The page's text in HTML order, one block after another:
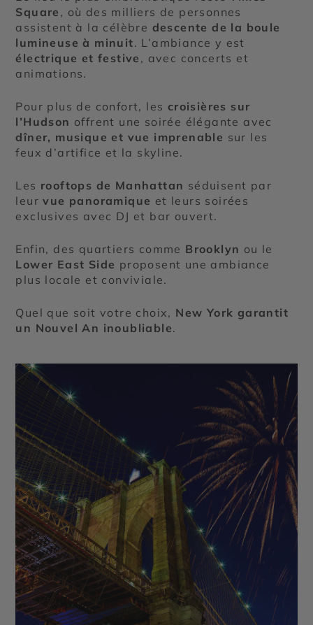
Square , où des milliers de personnes
assistent à la célèbre descente de la boule
lumineuse à minuit. L’ambiance y est
électrique et festive , avec concerts et
animations.
Pour plus de confort, les croisières sur
l’Hudson offrent une soirée élégante avec
dîner, musique et vue imprenable sur les
feux d’artifice et la skyline.
Les rooftops de Manhattan séduisent par
leurvue panoramique et leurs soirées
exclusives avec DJ et bar ouvert.
Enfin, des quartiers comme Brooklyn ou le
Lower East Side proposent une ambiance
plus locale et conviviale.
Quel que soit votre choix, New York garantit
un Nouvel An inoubliable.